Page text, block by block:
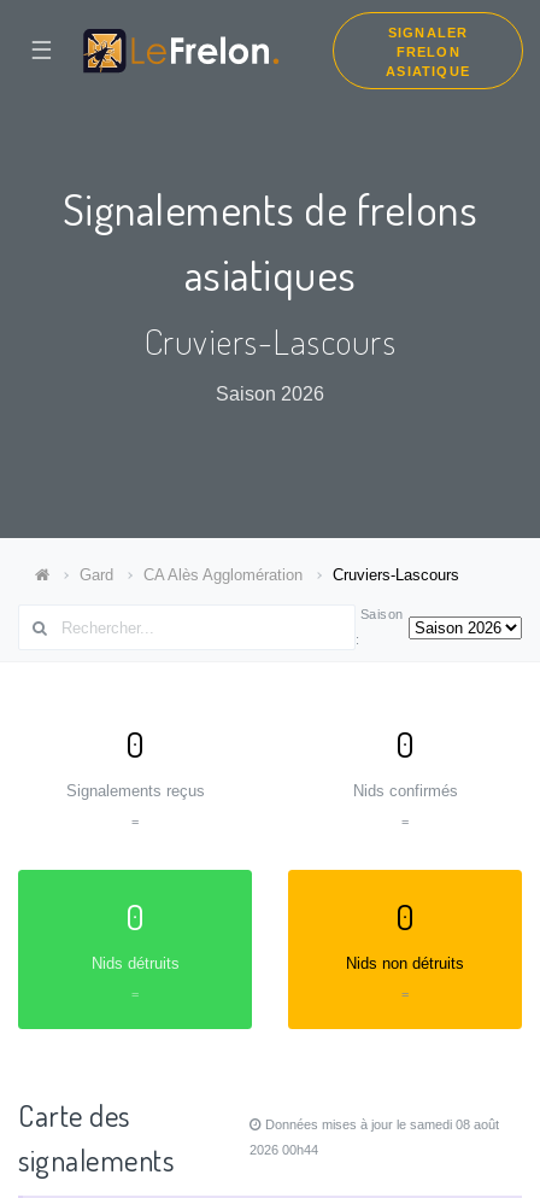
☰
SIGNALER
FRELON
ASIATIQUE
Signalements de frelons
asiatiques
Cruviers-Lascours
Saison 2026
Gard CA Alès Agglomération Cruviers-Lascours
Saison
:
0
Signalements reçus
=
0
Nids confirmés
=
0
Nids détruits
=
0
Nids non détruits
=
Carte des
signalements
Données mises à jour le samedi 08 août
2026 00h44